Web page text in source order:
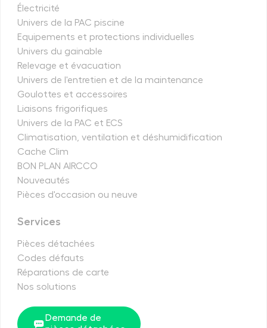
Électricité
Univers de la PAC piscine
Equipements et protections individuelles
Univers du gainable
Relevage et évacuation
Univers de l'entretien et de la maintenance
Goulottes et accessoires
Liaisons frigorifiques
Univers de la PAC et ECS
Climatisation, ventilation et déshumidification
Cache Clim
BON PLAN AIRCCO
Nouveautés
Pièces d'occasion ou neuve
Services
Pièces détachées
Codes défauts
Réparations de carte
Nos solutions
Demande de